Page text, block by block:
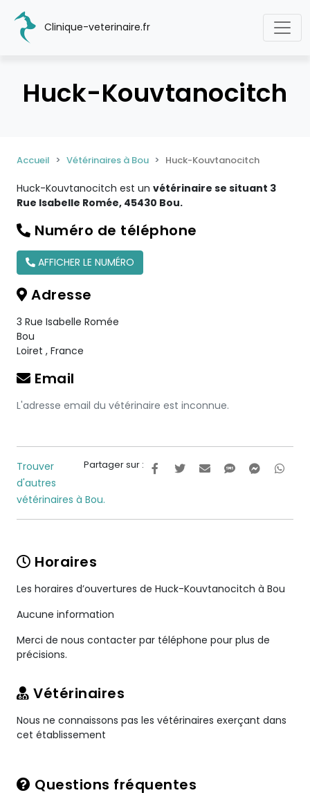
Clinique-veterinaire.fr
Huck-Kouvtanocitch
Accueil Vétérinaires à Bou Huck-Kouvtanocitch
Huck-Kouvtanocitch est un vétérinaire se situant 3
Rue Isabelle Romée, 45430 Bou.
Numéro de téléphone
AFFICHER LE NUMÉRO
Adresse
3 Rue Isabelle Romée
Bou
Loiret , France
Email
L'adresse email du vétérinaire est inconnue.
Partager sur :
Trouver
d'autres
vétérinaires à Bou.
Horaires
Les horaires d’ouvertures de Huck-Kouvtanocitch à Bou
Aucune information
Merci de nous contacter par téléphone pour plus de
précisions.
Vétérinaires
Nous ne connaissons pas les vétérinaires exerçant dans
cet établissement
Questions fréquentes